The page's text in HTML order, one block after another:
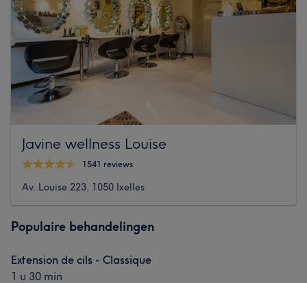
Javine wellness Louise
1541 reviews
Av. Louise 223, 1050 Ixelles
Populaire behandelingen
Extension de cils - Classique
1 u 30 min